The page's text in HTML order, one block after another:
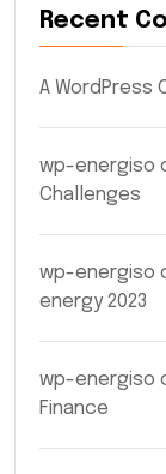
Recent
A WordPress
wp-energiso
Challenges
wp-energiso
energy 2023
wp-energiso
Finance